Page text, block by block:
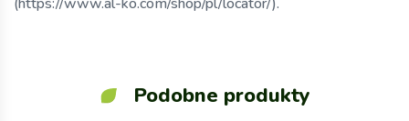
Podobne produkty